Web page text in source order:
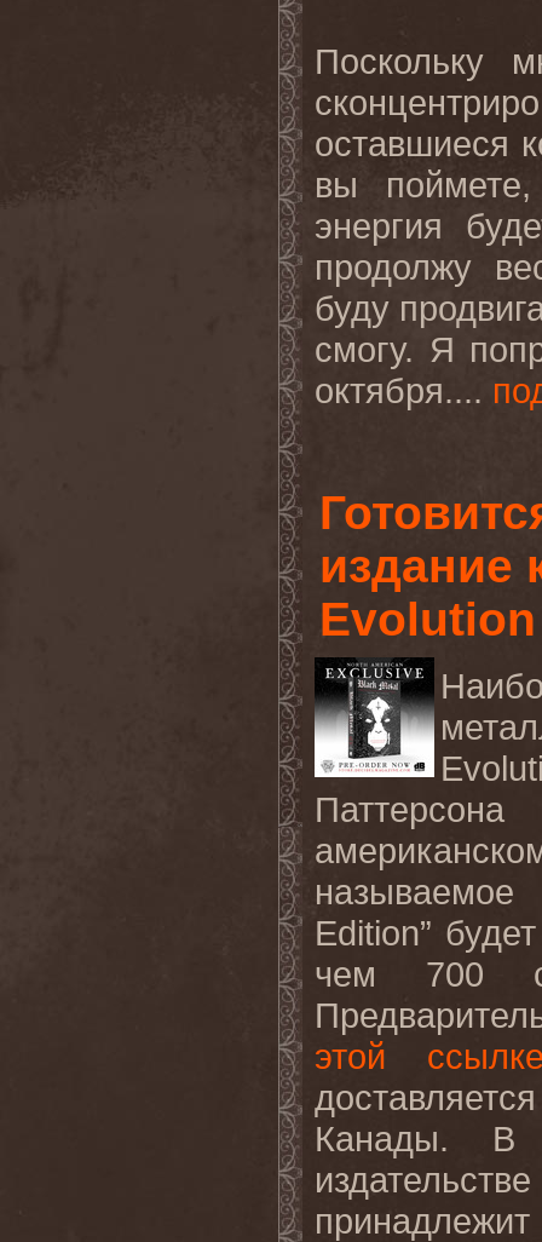
Поскольку
оставшиеся
вы
энергия
продолжу
буду
смогу. Я
октября....
издание
Edition”
чем 700
этой
Канады. В
принадлежит